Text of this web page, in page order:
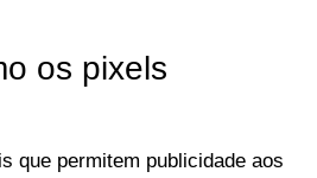
os pixels
que permitem publicidade aos